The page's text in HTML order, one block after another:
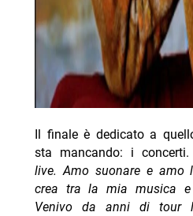
Il finale è dedicato a
sta mancando: i concerti.
live. Amo suonare e amo
crea tra la mia musica e
Venivo da anni di tour